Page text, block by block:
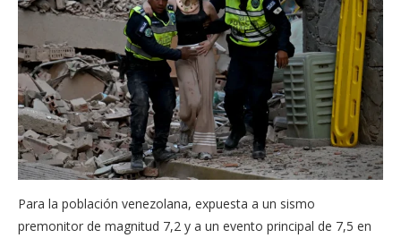
Para la población venezolana, expuesta a un sismo
premonitor de magnitud 7,2 y a un evento principal de 7,5 en